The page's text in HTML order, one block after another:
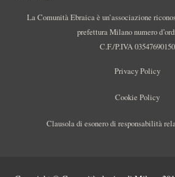
La Comunità Ebraica è un’associazione
prefettura Milano numero
C.F./P.IVA 03547690150
Privacy Policy
Cookie Policy
Clausola di esonero di responsabilità